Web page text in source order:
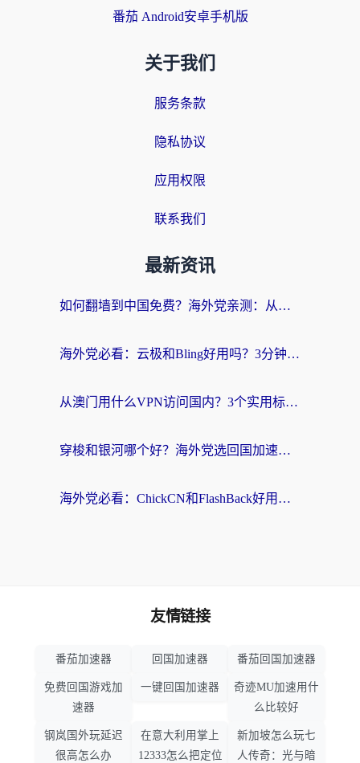
番茄 Android安卓手机版
关于我们
服务条款
隐私协议
应用权限
联系我们
最新资讯
如何翻墙到中国免费？海外党亲测：从踩坑到选对加速器的全攻略
海外党必看：云极和Bling好用吗？3分钟教你选对回国加速器
从澳门用什么VPN访问国内？3个实用标准帮你避开坑，无缝刷剧听歌
穿梭和银河哪个好？海外党选回国加速器的避坑指南，附番茄加速器实测体验
海外党必看：ChickCN和FlashBack好用吗？3招教你选对回国加速器（附云极、HomeCN、斧牛vs艾果对比）
友情链接
番茄加速器 回国加速器 番茄回国加速器
免费回国游戏加
速器
一键回国加速器
奇迹MU加速用什
么比较好
钢岚国外玩延迟
很高怎么办
在意大利用掌上
12333怎么把定位
新加坡怎么玩七
人传奇：光与暗